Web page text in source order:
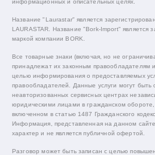
информационных и описательных целях.
Название "Laurastar" является
LAURASTAR. Название "Bork-Import" является
маркой компании BORK.
Все товарные знаки (включая, но не
принадлежат их законным правообладателям
целью информирования о предоставляемых
правообладателей. Данные услуги могут быть
неавторизованных сервисных центрах
юридическими лицами в гражданском
включенном в статью 1487 Гражданского
Информация, представленная на данном
характер и не является публичной офертой.
Разговор может быть записан с целью